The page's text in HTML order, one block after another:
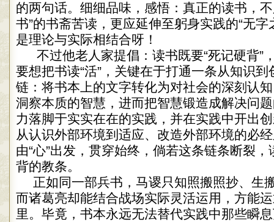
的两句话。细细品味，感悟：真正的读书，
书”的书斋苦读，更应延伸至躬身实践的“无
是理论与实际相结合呀！
不过他老人家提倡：读书既要“死记硬背”
要想把书读“活”，关键在于打通一条从知识
链：将书本上的文字转化为对社会的深刻认
洞察本质的智慧，进而把智慧锻造成解决问
力落脚于实实在在的实践，并在实践中开出
从认识外部环境到适应、改造外部环境的必
由“心”出发，贯穿始终，倘若这条链条断裂
背的教条。
正如同一部兵书，马谡只知照搬照抄、生
而诸葛亮却能结合战场实际灵活运用，方能
里。毕竟，书本永远无法替代实践中那些瞬